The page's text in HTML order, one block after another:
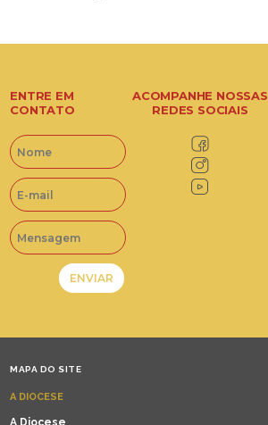
ENTRE EM
CONTATO
ACOMPANHE NOSSAS
REDES SOCIAIS
MAPA DO SITE
A DIOCESE
A Diocese